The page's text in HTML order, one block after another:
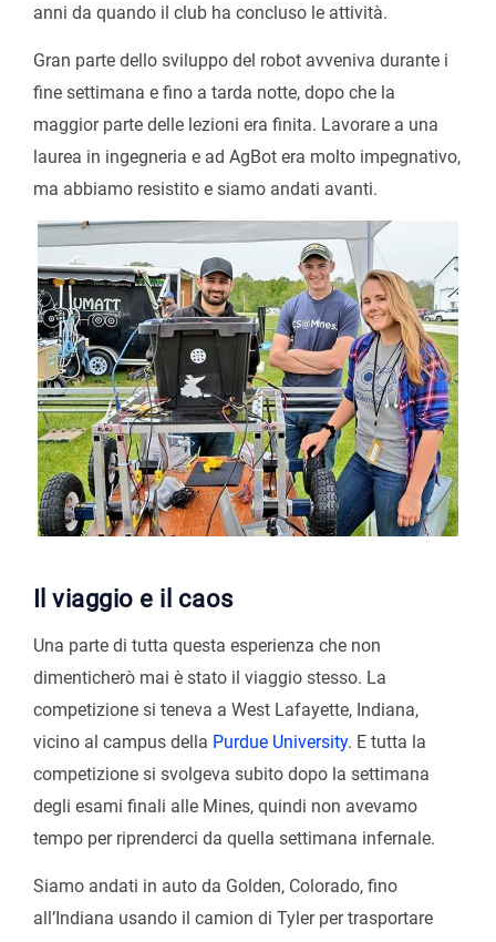
anni da quando il club ha concluso le attività.
Gran parte dello sviluppo del robot avveniva durante i
fine settimana e fino a tarda notte, dopo che la
maggior parte delle lezioni era finita. Lavorare a una
laurea in ingegneria e ad AgBot era molto impegnativo,
ma abbiamo resistito e siamo andati avanti.
Il viaggio e il caos
Una parte di tutta questa esperienza che non
dimenticherò mai è stato il viaggio stesso. La
competizione si teneva a West Lafayette, Indiana,
vicino al campus della Purdue University. E tutta la
competizione si svolgeva subito dopo la settimana
degli esami finali alle Mines, quindi non avevamo
tempo per riprenderci da quella settimana infernale.
Siamo andati in auto da Golden, Colorado, fino
all’Indiana usando il camion di Tyler per trasportare